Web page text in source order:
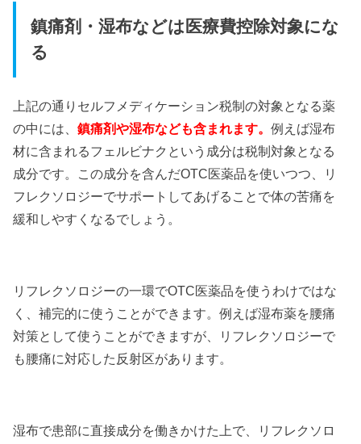
鎮痛剤・湿布などは医療費控除対象にな
る
上記の通りセルフメディケーション税制の対象となる薬
の中には、鎮痛剤や湿布なども含まれます。例えば湿布
材に含まれるフェルビナクという成分は税制対象となる
成分です。この成分を含んだOTC医薬品を使いつつ、リ
フレクソロジーでサポートしてあげることで体の苦痛を
緩和しやすくなるでしょう。
リフレクソロジーの一環でOTC医薬品を使うわけではな
く、補完的に使うことができます。例えば湿布薬を腰痛
対策として使うことができますが、リフレクソロジーで
も腰痛に対応した反射区があります。
湿布で患部に直接成分を働きかけた上で、リフレクソロ